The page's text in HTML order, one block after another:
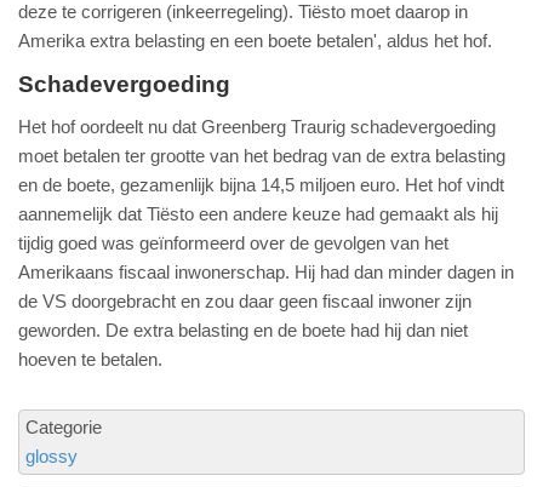
deze te corrigeren (inkeerregeling). Tiësto moet daarop in
Amerika extra belasting en een boete betalen', aldus het hof.
Schadevergoeding
Het hof oordeelt nu dat Greenberg Traurig schadevergoeding
moet betalen ter grootte van het bedrag van de extra belasting
en de boete, gezamenlijk bijna 14,5 miljoen euro. Het hof vindt
aannemelijk dat Tiësto een andere keuze had gemaakt als hij
tijdig goed was geïnformeerd over de gevolgen van het
Amerikaans fiscaal inwonerschap. Hij had dan minder dagen in
de VS doorgebracht en zou daar geen fiscaal inwoner zijn
geworden. De extra belasting en de boete had hij dan niet
hoeven te betalen.
Categorie
glossy